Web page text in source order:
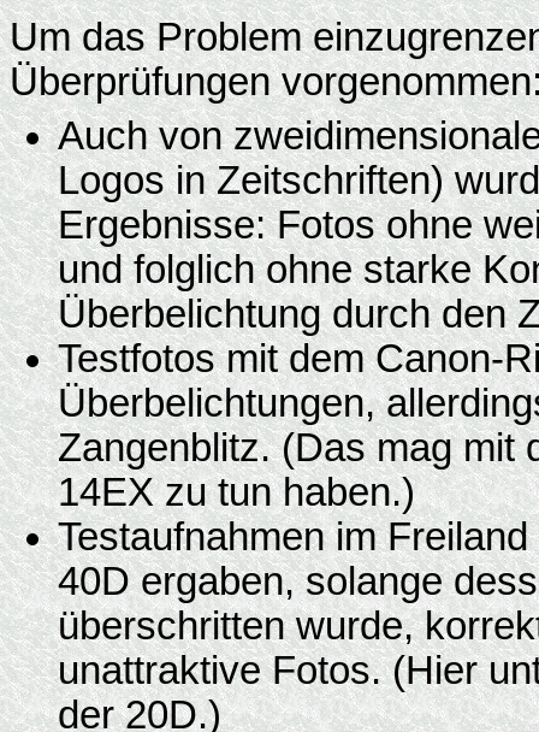
Um das Problem
Überprüfungen
Auch von
Logos in Zeitschriften)
Ergebnisse: Fotos ohne
und folglich ohne starke
Überbelichtung durch den
Testfotos mit dem Canon-
Überbelichtungen,
Zangenblitz. (Das mag mit
14EX zu tun haben.)
Testaufnahmen im
40D ergaben, solange
überschritten wurde,
unattraktive Fotos. (Hier
der 20D.)